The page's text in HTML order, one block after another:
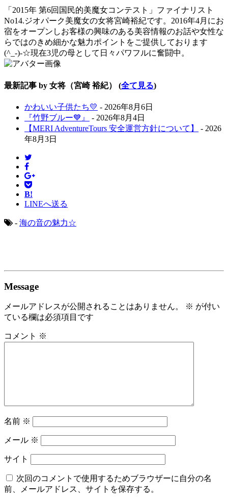
「2015年 第6回国民的美魔女コンテスト」ファイナリスト
No14.ジオパーク美魔女の女将宮崎裕紀です。2016年4月にお
宿をオープンしお客様の興味のある美容情報のお話や女性な
らではのきめ細かな魅力ポイントをご提供しております
(^_-)-☆現在3児の母として日々パワフルに奮闘中。
最新記事 by 女将（宮崎 裕紀） (全て見る)
かわいい子供たち💛 - 2026年8月6日
『竹野ブルー💙』
- 2026年8月4日
【MERI AdventureTours 安全運営方針について】
- 2026
年8月3日
B!
LINEへ送る
- 海の音の魅力☆
Message
メールアドレスが公開されることはありません。 ※ が付い
ている欄は必須項目です
コメント ※
名前 ※
メール ※
サイト
次回のコメントで使用するためブラウザーに自分の名
前、メールアドレス、サイトを保存する。